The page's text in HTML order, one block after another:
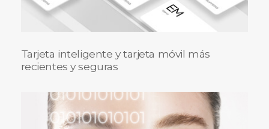
Tarjeta inteligente y tarjeta móvil más
recientes y seguras